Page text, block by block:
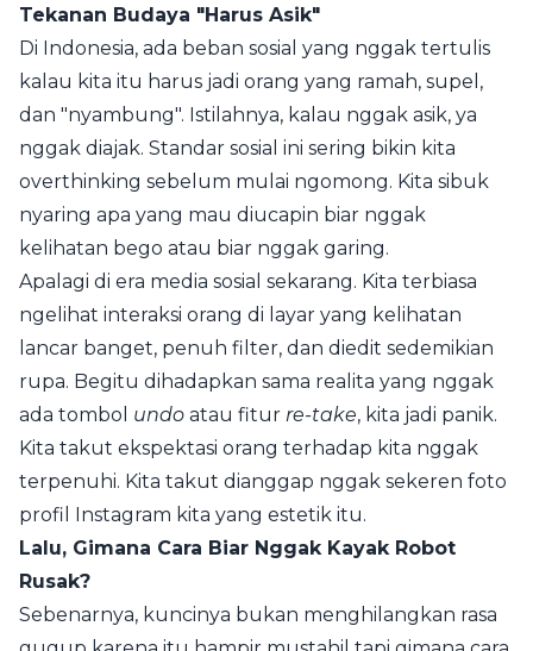
Tekanan Budaya "Harus Asik"
Di Indonesia, ada beban sosial yang nggak tertulis
kalau kita itu harus jadi orang yang ramah, supel,
dan "nyambung". Istilahnya, kalau nggak asik, ya
nggak diajak. Standar sosial ini sering bikin kita
overthinking sebelum mulai ngomong. Kita sibuk
nyaring apa yang mau diucapin biar nggak
kelihatan bego atau biar nggak garing.
Apalagi di era media sosial sekarang. Kita terbiasa
ngelihat interaksi orang di layar yang kelihatan
lancar banget, penuh filter, dan diedit sedemikian
rupa. Begitu dihadapkan sama realita yang nggak
ada tombol undo atau fitur re-take, kita jadi panik.
Kita takut ekspektasi orang terhadap kita nggak
terpenuhi. Kita takut dianggap nggak sekeren foto
profil Instagram kita yang estetik itu.
Lalu, Gimana Cara Biar Nggak Kayak Robot
Rusak?
Sebenarnya, kuncinya bukan menghilangkan rasa